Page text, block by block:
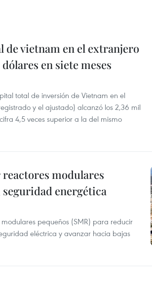
de vietnam en el extranjero
en siete meses
total de inversión de Vietnam en el
y el ajustado) alcanzó los 2,36 mil
4,5 veces superior a la del mismo
modulares
energética
pequeños (SMR) para reducir
eléctrica y avanzar hacia bajas